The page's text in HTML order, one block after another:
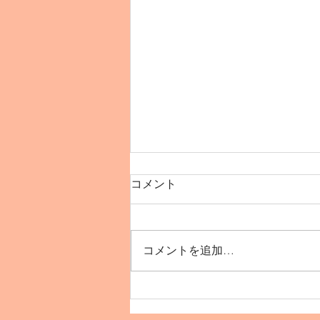
【12月インド🇮🇳デリーで
踊ろう！】
コメント
コメントを追加…